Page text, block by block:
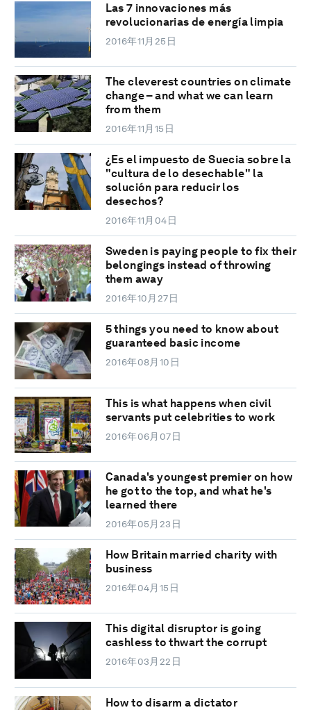
Las 7 innovaciones más
revolucionarias de energía limpia
2016年11月25日
The cleverest countries on climate
change – and what we can learn
from them
2016年11月15日
¿Es el impuesto de Suecia sobre la
"cultura de lo desechable" la
solución para reducir los
desechos?
2016年11月04日
Sweden is paying people to fix their
belongings instead of throwing
them away
2016年10月27日
5 things you need to know about
guaranteed basic income
2016年08月10日
This is what happens when civil
servants put celebrities to work
2016年06月07日
Canada's youngest premier on how
he got to the top, and what he's
learned there
2016年05月23日
How Britain married charity with
business
2016年04月15日
This digital disruptor is going
cashless to thwart the corrupt
2016年03月22日
How to disarm a dictator